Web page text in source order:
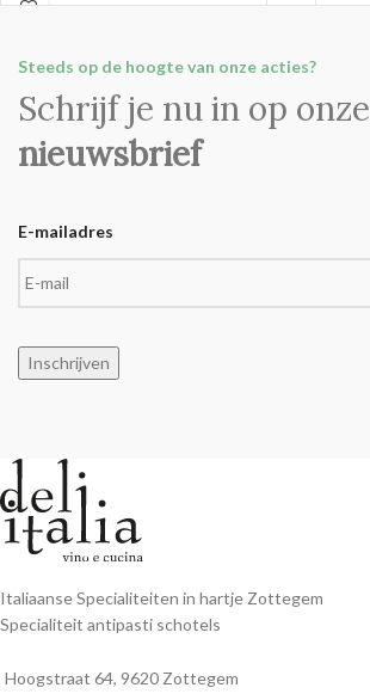
Steeds op de hoogte van onze acties?
Schrijf je nu in op onze
nieuwsbrief
E-mailadres
Inschrijven
Italiaanse Specialiteiten in hartje Zottegem
Specialiteit antipasti schotels
Hoogstraat 64, 9620 Zottegem